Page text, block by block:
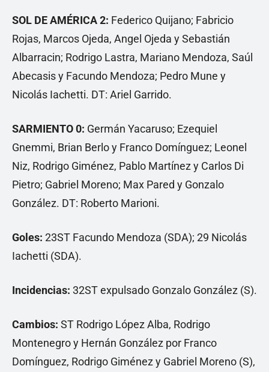
SOL DE AMÉRICA 2: Federico Quijano; Fabricio
Rojas, Marcos Ojeda, Angel Ojeda y Sebastián
Albarracin; Rodrigo Lastra, Mariano Mendoza, Saúl
Abecasis y Facundo Mendoza; Pedro Mune y
Nicolás Iachetti. DT: Ariel Garrido.
SARMIENTO 0: Germán Yacaruso; Ezequiel
Gnemmi, Brian Berlo y Franco Domínguez; Leonel
Niz, Rodrigo Giménez, Pablo Martínez y Carlos Di
Pietro; Gabriel Moreno; Max Pared y Gonzalo
González. DT: Roberto Marioni.
Goles: 23ST Facundo Mendoza (SDA); 29 Nicolás
Iachetti (SDA).
Incidencias: 32ST expulsado Gonzalo González (S).
Cambios: ST Rodrigo López Alba, Rodrigo
Montenegro y Hernán González por Franco
Domínguez, Rodrigo Giménez y Gabriel Moreno (S),